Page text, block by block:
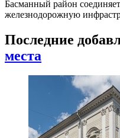
Басманный район
железнодорожную
Последние
места